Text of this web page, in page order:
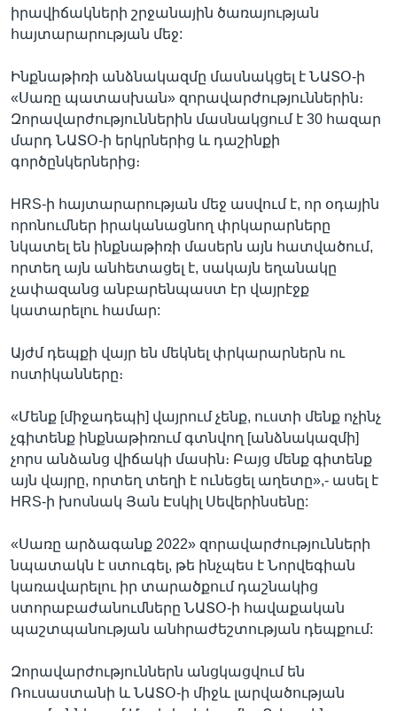
իրավիճակների շրջանային ծառայության
հայտարարության մեջ:
Ինքնաթիռի անձնակազմը մասնակցել է ՆԱՏՕ-ի
«Սառը պատասխան» զորավարժություններին։
Զորավարժություններին մասնակցում է 30 հազար
մարդ ՆԱՏՕ-ի երկրներից և դաշինքի
գործընկերներից։
HRS-ի հայտարարության մեջ ասվում է, որ օդային
որոնումներ իրականացնող փրկարարները
նկատել են ինքնաթիռի մասերն այն հատվածում,
որտեղ այն անհետացել է, սակայն եղանակը
չափազանց անբարենպաստ էր վայրէջք
կատարելու համար:
Այժմ դեպքի վայր են մեկնել փրկարարներն ու
ոստիկանները։
«Մենք [միջադեպի] վայրում չենք, ուստի մենք ոչինչ
չգիտենք ինքնաթիռում գտնվող [անձնակազմի]
չորս անձանց վիճակի մասին։ Բայց մենք գիտենք
այն վայրը, որտեղ տեղի է ունեցել աղետը»,- ասել է
HRS-ի խոսնակ Յան Էսկիլ Սեվերինսենը:
«Սառը արձագանք 2022» զորավարժությունների
նպատակն է ստուգել, թե ինչպես է Նորվեգիան
կառավարելու իր տարածքում դաշնակից
ստորաբաժանումները ՆԱՏՕ-ի հավաքական
պաշտպանության անհրաժեշտության դեպքում:
Զորավարժություններն անցկացվում են
Ռուսաստանի և ՆԱՏՕ-ի միջև լարվածության